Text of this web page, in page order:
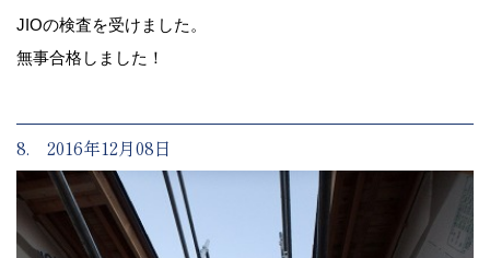
JIOの検査を受けました。
無事合格しました！
8. 2016年12月08日